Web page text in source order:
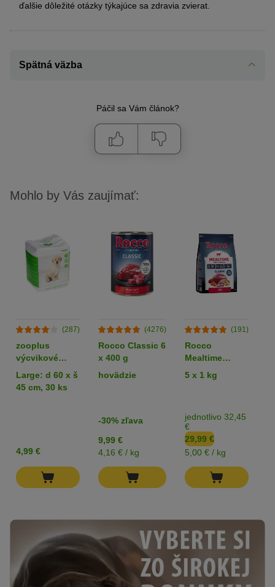
ďalšie dôležité otázky týkajúce sa zdravia zvierat.
Spätná väzba
Páčil sa Vám článok?
Mohlo by Vás zaujímať:
(287)
zooplus
výcvikové
podložky pre
šteňatá
Large: d 60 x š
45 cm, 30 ks
4,99 €
(4276)
Rocco Classic 6
x 400 g
hovädzie
-30% zľava
9,99 €
4,16 € / kg
(191)
Rocco
Mealtime
hovädzie
5 x 1 kg
jednotlivo 32,45
€
29,99 €
5,00 € / kg